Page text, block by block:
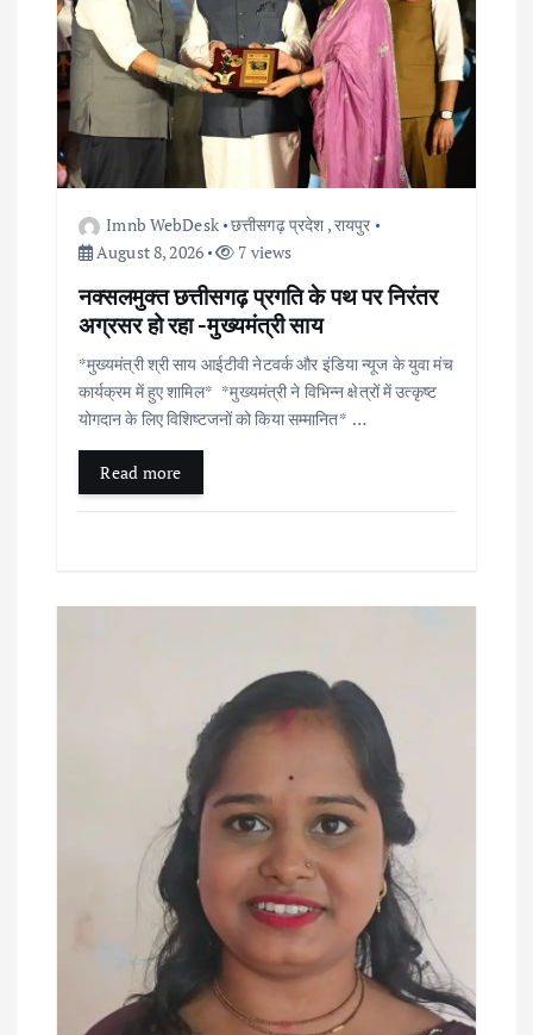
a
t
Imnb WebDesk छत्तीसगढ़ प्रदेश ,रायपुर
August 8, 2026
7 views
नक्सलमुक्त छत्तीसगढ़ प्रगति के पथ पर निरंतर
अग्रसर हो रहा -मुख्यमंत्री साय
*मुख्यमंत्री श्री साय आईटीवी नेटवर्क और इंडिया न्यूज के युवा मंच
कार्यक्रम में हुए शामिल* *मुख्यमंत्री ने विभिन्न क्षेत्रों में उत्कृष्ट
योगदान के लिए विशिष्टजनों को किया सम्मानित* …
Read more